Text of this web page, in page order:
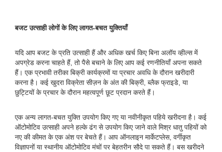
बजट उत्साही लोगों के लिए लागत-बचत युक्तियाँ
यदि आप बजट के प्रति उत्साही हैं और अधिक खर्च किए बिना अलॉय व्हील्स में
अपग्रेड करना चाहते हैं, तो पैसे बचाने के लिए आप कई रणनीतियाँ अपना सकते
हैं। एक प्रभावी तरीका बिक्री कार्यक्रमों या प्रचार अवधि के दौरान खरीदारी
करना है। कई खुदरा विक्रेता सीज़न के अंत की बिक्री, ब्लैक फ्राइडे, या
छुट्टियों के प्रचार के दौरान महत्वपूर्ण छूट प्रदान करते हैं।
एक अन्य लागत-बचत युक्ति उपयोग किए गए या नवीनीकृत पहिये खरीदना है। कई
ऑटोमोटिव उत्साही अपने हल्के ढंग से उपयोग किए जाने वाले मिश्र धातु पहियों को
नए की कीमत के एक अंश पर बेचते हैं। आप ऑनलाइन मार्केटप्लेस, वर्गीकृत
विज्ञापनों या स्थानीय ऑटोमोटिव मंचों पर बेहतरीन सौदे पा सकते हैं। बस खरीदने